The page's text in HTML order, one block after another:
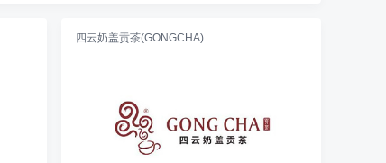
四云奶盖贡茶(GONGCHA)